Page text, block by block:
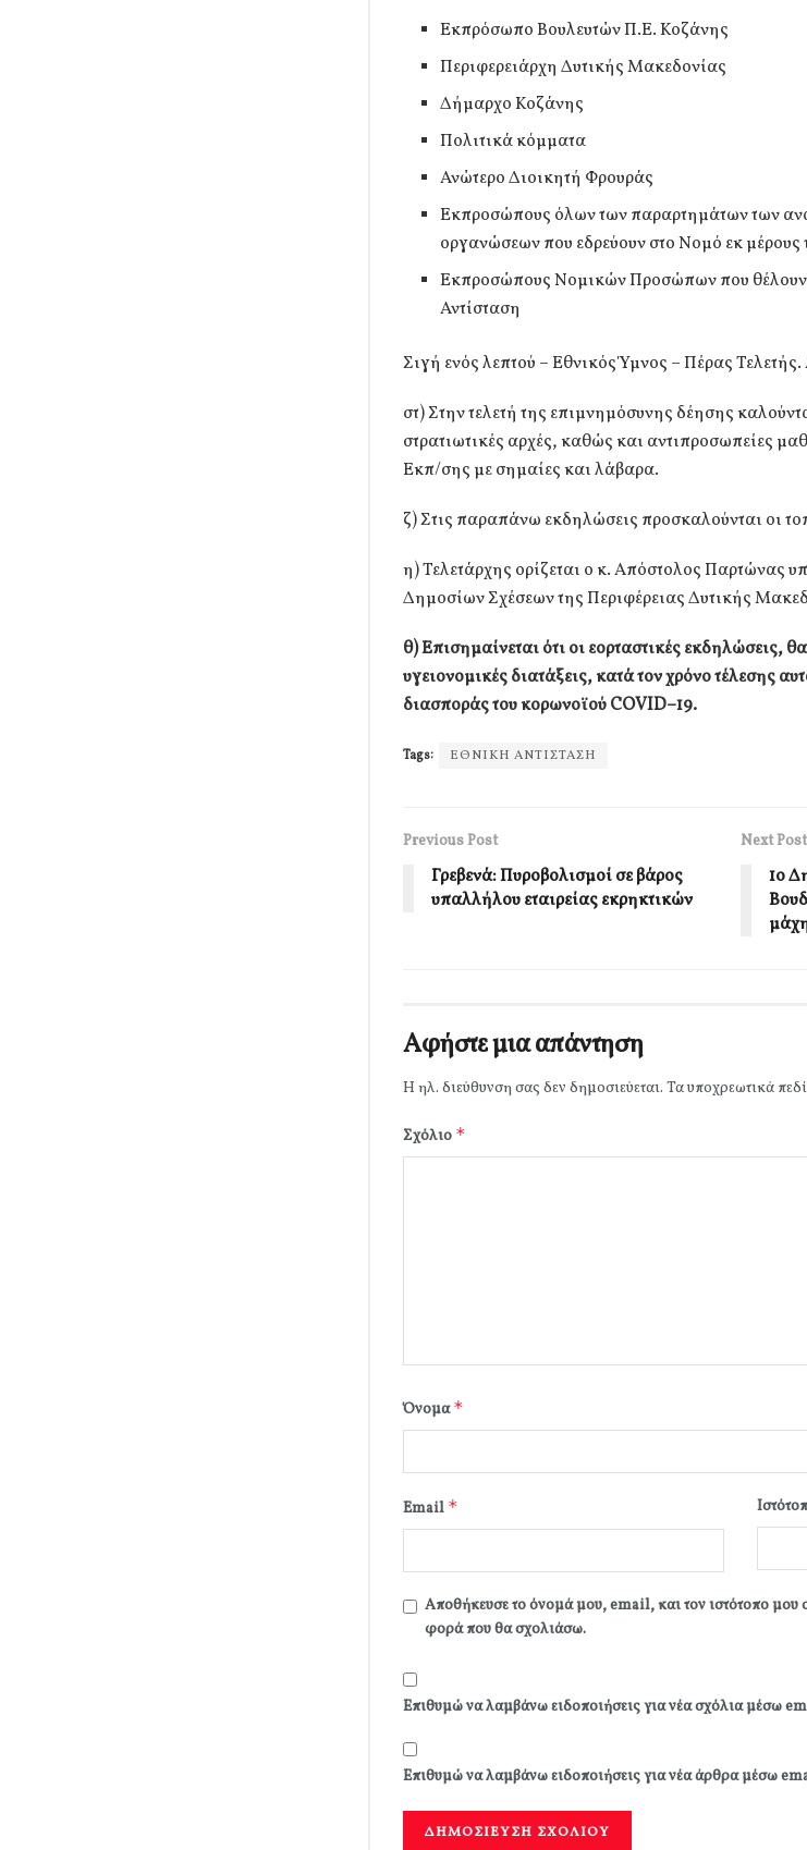
Εκπρόσωπο Βουλευτών Π.Ε. Κοζάνης
Περιφερειάρχη Δυτικής Μακεδονίας
Δήμαρχο Κοζάνης
Πολιτικά κόμματα
Ανώτερο Διοικητή Φρουράς
Εκπροσώπους όλων των παραρτημάτων των
οργανώσεων που εδρεύουν στο Νομό εκ μέρους
Εκπροσώπους Νομικών Προσώπων που θέλουν
Αντίσταση
Σιγή ενός λεπτού – Εθνικός Ύμνος – Πέρας
στ) Στην τελετή της επιμνημόσυνης δέησης
στρατιωτικές αρχές, καθώς και αντιπροσωπείες
Εκπ/σης με σημαίες και λάβαρα.
ζ) Στις παραπάνω εκδηλώσεις προσκαλούνται οι
η) Τελετάρχης ορίζεται ο κ. Απόστολος Παρτώνας
Δημοσίων Σχέσεων της Περιφέρειας Δυτικής
θ) Επισημαίνεται ότι οι εορταστικές εκδηλώσεις,
υγειονομικές διατάξεις, κατά τον χρόνο τέλεσης
διασποράς του κορωνοϊού COVID–19.
Tags: ΕΘΝΙΚΗ ΑΝΤΙΣΤΑΣΗ
Previous Post
Γρεβενά: Πυροβολισμοί σε βάρος
υπαλλήλου εταιρείας εκρηκτικών
Next Post
1ο
Αφήστε μια απάντηση
Η ηλ. διεύθυνση σας δεν δημοσιεύεται. Τα υποχρεωτικά
Σχόλιο *
Όνομα*
Email *
Αποθήκευσε το όνομά μου, email, και τον ιστότοπο μου
φορά που θα σχολιάσω.
Επιθυμώ να λαμβάνω ειδοποιήσεις για νέα σχόλια μέσω
Επιθυμώ να λαμβάνω ειδοποιήσεις για νέα άρθρα μέσω